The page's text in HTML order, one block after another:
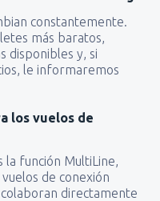
constantemente.
más baratos,
disponibles y, si
le informaremos
los vuelos de
la función MultiLine,
de conexión
directamente